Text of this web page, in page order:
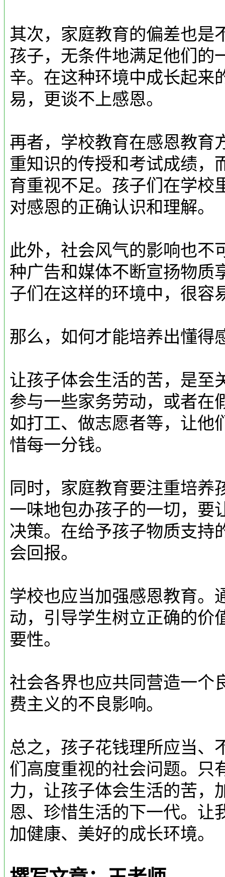
其次，家庭教育的偏差也是
孩子，无条件地满足他们的
辛。在这种环境中成长起来
易，更谈不上感恩。
再者，学校教育在感恩教育
重知识的传授和考试成绩，
育重视不足。孩子们在学校
对感恩的正确认识和理解。
此外，社会风气的影响也不
种广告和媒体不断宣扬物质
子们在这样的环境中，很容
那么，如何才能培养出懂得
让孩子体会生活的苦，是至
参与一些家务劳动，或者在
如打工、做志愿者等，让他
惜每一分钱。
同时，家庭教育要注重培
一味地包办孩子的一切，要
决策。在给予孩子物质支持
会回报。
学校也应当加强感恩教育。
动，引导学生树立正确的价
要性。
社会各界也应共同营造一个
费主义的不良影响。
总之，孩子花钱理所应当、
们高度重视的社会问题。只
力，让孩子体会生活的苦，
恩、珍惜生活的下一代。让
加健康、美好的成长环境。